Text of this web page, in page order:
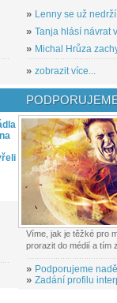
» Lenny se už
» Tanja hlásí návrat
» Michal Hrůza
» zobrazit více...
Víme, jak je těžké pro
prorazit do médií a tím
» Podporujeme
» Zadání profilu